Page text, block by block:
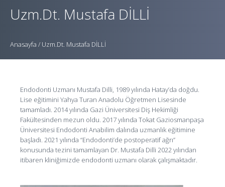
Uzm.Dt. Mustafa DİLLİ
Anasayfa / Uzm.Dt. Mustafa DİLLİ
Endodonti Uzmanı Mustafa Dilli, 1989 yılında Hatay’da doğdu.
Lise eğitimini Yahya Turan Anadolu Öğretmen Lisesinde
tamamladı. 2014 yılında Gazi Üniversitesi Diş Hekimliği
Fakültesinden mezun oldu. 2017 yılında Tokat Gaziosmanpaşa
Üniversitesi Endodonti Anabilim dalında uzmanlık eğitimine
başladı. 2021 yılında “Endodonti’de postoperatif ağrı”
konusunda tezini tamamlayan Dr. Mustafa Dilli 2022 yılından
itibaren kliniğimizde endodonti uzmanı olarak çalışmaktadır.